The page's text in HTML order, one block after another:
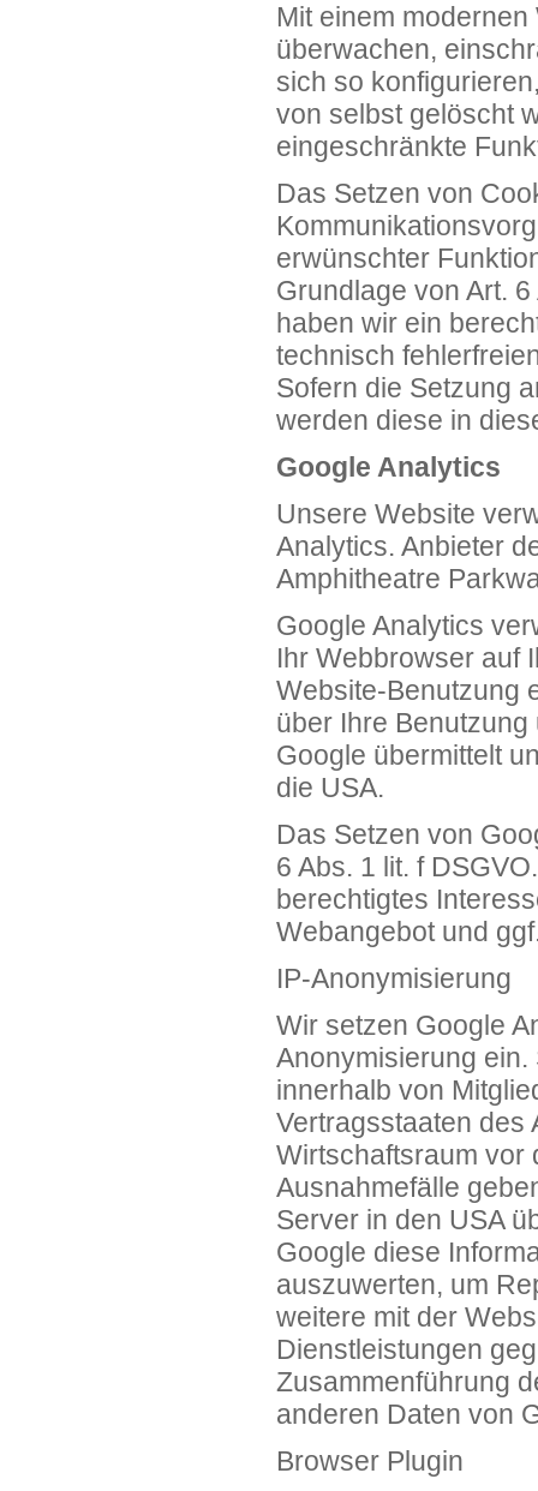
Mit einem
überwachen,
sich so
von selbst gelöscht
eingeschränkte
Das Setzen von
erwünschter
Grundlage von Art.
haben wir ein
technisch
Sofern die Setzung
werden diese in
Google Analytics
Unsere Website
Analytics. Anbieter
Amphitheatre
Google Analytics
Ihr Webbrowser auf
Website-Benutzung
über Ihre
Google übermittelt
die USA.
Das Setzen von
6 Abs. 1 lit. f
berechtigtes
Webangebot und
IP-Anonymisierung
Wir setzen Google
Anonymisierung
innerhalb von
Vertragsstaaten des
Wirtschaftsraum vor
Ausnahmefälle
Server in den USA
Google diese
auszuwerten, um
weitere mit der
Dienstleistungen
Zusammenführung
anderen Daten von
Browser Plugin